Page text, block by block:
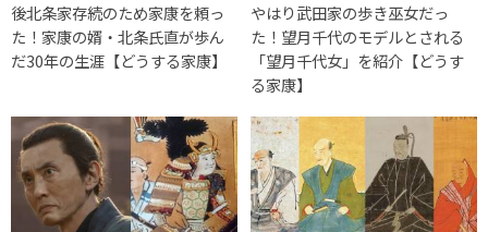
後北条家存続のため家康を頼っ
た！家康の婿・北条氏直が歩ん
だ30年の生涯【どうする家康】
やはり武田家の歩き巫女だっ
た！望月千代のモデルとされる
「望月千代女」を紹介【どうす
る家康】